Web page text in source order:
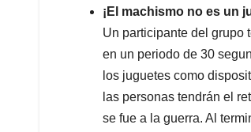
¡El machismo no es un
Un participante del grupo
en un periodo de 30
los juguetes como
las personas tendrán el
se fue a la guerra. Al